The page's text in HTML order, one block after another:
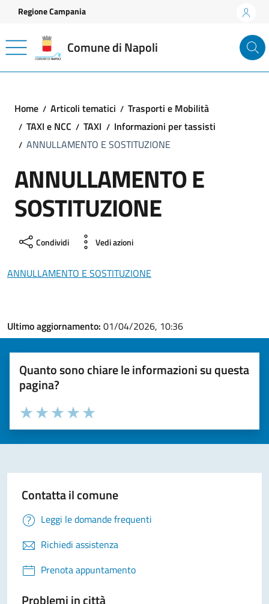
Vai ai contenuti
Vai al footer
Regione Campania
Comune di Napoli
Home Articoli tematici
Trasporti e Mobilità
TAXI e NCC
TAXI
Informazioni per tassisti
ANNULLAMENTO E SOSTITUZIONE
ANNULLAMENTO E
SOSTITUZIONE
Condividi Vedi azioni
ANNULLAMENTO E SOSTITUZIONE
Ultimo aggiornamento: 01/04/2026, 10:36
Quanto sono chiare le informazioni su questa
pagina?
Valuta la chiarezza delle informazioni (da 1 a 5 stelle)
Seleziona il numero di stelle per valutare la chiarezza delle
Valuta 5 stelle su 5
Valuta 4 stelle su 5
Valuta 3 stelle su 5
Valuta 2 stelle su 5
Valuta 1 stelle su 5
Contatta il comune
Leggi le domande frequenti
Richiedi assistenza
Prenota appuntamento
Problemi in città